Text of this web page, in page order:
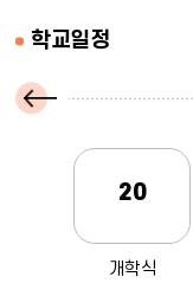
학교일정
전
20
개학식